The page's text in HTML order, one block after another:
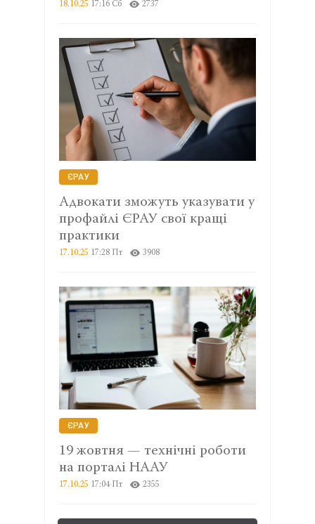
18.10.25 17:16 Сб 2737
ЄРАУ
Адвокати зможуть указувати у
профайлі ЄРАУ свої кращі
практики
17.10.25 17:28 Пт 3908
ЄРАУ
19 жовтня — технічні роботи
на порталі НААУ
17.10.25 17:04 Пт 2355